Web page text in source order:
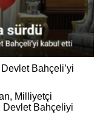
Bahçeli’yi
Milliyetçi
Devlet Bahçeliyi